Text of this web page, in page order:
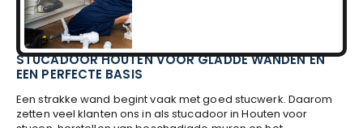
STUCADOOR HOUTEN VOOR GLADDE WANDEN EN
EEN PERFECTE BASIS
Een strakke wand begint vaak met goed stucwerk. Daarom
zetten veel klanten ons in als stucadoor in Houten voor